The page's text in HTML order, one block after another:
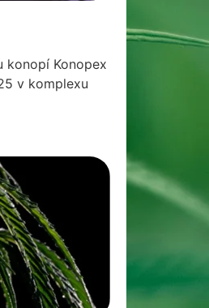
konopí Konopex
v komplexu